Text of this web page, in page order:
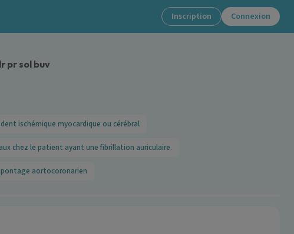
Inscription Connexion
pr sol buv
ischémique myocardique ou cérébral
chez le patient ayant une fibrillation auriculaire.
aortocoronarien